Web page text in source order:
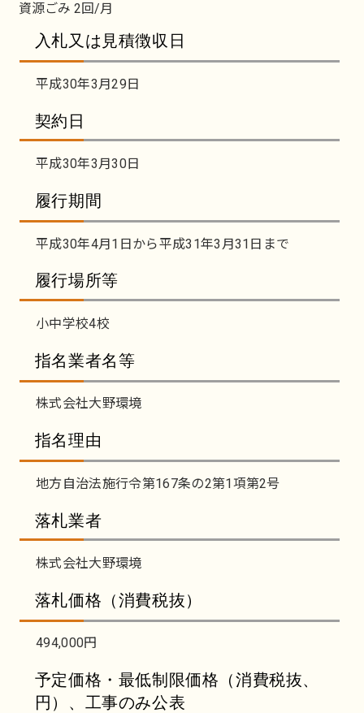
資源ごみ 2回/月
入札又は見積徴収日
平成30年3月29日
契約日
平成30年3月30日
履行期間
平成30年4月1日から平成31年3月31日まで
履行場所等
小中学校4校
指名業者名等
株式会社大野環境
指名理由
地方自治法施行令第167条の2第1項第2号
落札業者
株式会社大野環境
落札価格（消費税抜）
494,000円
予定価格・最低制限価格（消費税抜、
円）、工事のみ公表